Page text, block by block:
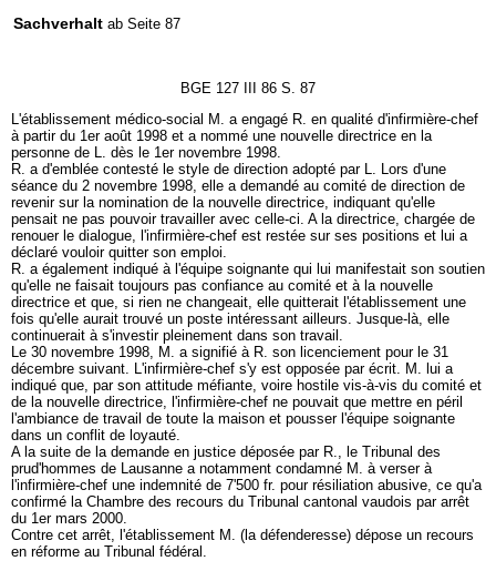
Sachverhalt ab Seite 87
BGE 127 III 86 S. 87
L'établissement médico-social M. a engagé R. en qualité d'infirmière-chef
à partir du 1er août 1998 et a nommé une nouvelle directrice en la
personne de L. dès le 1er novembre 1998.
R. a d'emblée contesté le style de direction adopté par L. Lors d'une
séance du 2 novembre 1998, elle a demandé au comité de direction de
revenir sur la nomination de la nouvelle directrice, indiquant qu'elle
pensait ne pas pouvoir travailler avec celle-ci. A la directrice, chargée de
renouer le dialogue, l'infirmière-chef est restée sur ses positions et lui a
déclaré vouloir quitter son emploi.
R. a également indiqué à l'équipe soignante qui lui manifestait son soutien
qu'elle ne faisait toujours pas confiance au comité et à la nouvelle
directrice et que, si rien ne changeait, elle quitterait l'établissement une
fois qu'elle aurait trouvé un poste intéressant ailleurs. Jusque-là, elle
continuerait à s'investir pleinement dans son travail.
Le 30 novembre 1998, M. a signifié à R. son licenciement pour le 31
décembre suivant. L'infirmière-chef s'y est opposée par écrit. M. lui a
indiqué que, par son attitude méfiante, voire hostile vis-à-vis du comité et
de la nouvelle directrice, l'infirmière-chef ne pouvait que mettre en péril
l'ambiance de travail de toute la maison et pousser l'équipe soignante
dans un conflit de loyauté.
A la suite de la demande en justice déposée par R., le Tribunal des
prud'hommes de Lausanne a notamment condamné M. à verser à
l'infirmière-chef une indemnité de 7'500 fr. pour résiliation abusive, ce qu'a
confirmé la Chambre des recours du Tribunal cantonal vaudois par arrêt
du 1er mars 2000.
Contre cet arrêt, l'établissement M. (la défenderesse) dépose un recours
en réforme au Tribunal fédéral.